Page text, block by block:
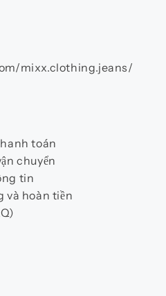
mixx.clothing.jeans/
toán
chuyển
tin
và hoàn tiền